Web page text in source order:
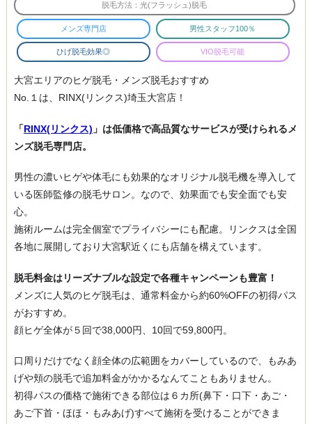
脱毛方法：光(フラッシュ)脱毛
メンズ専門店 男性スタッフ100％
ひげ脱毛効果◎ VIO脱毛可能
大宮エリアのヒゲ脱毛・メンズ脱毛おすすめ
No.１は、RINX(リンクス)埼玉大宮店！
「RINX(リンクス) 」は低価格で高品質なサービスが受けられるメ
ンズ脱毛専門店。
男性の濃いヒゲや体毛にも効果的なオリジナル脱毛機を導入して
いる医師監修の脱毛サロン。なので、効果面でも安全面でも安
心。
施術ルームは完全個室でプライバシーにも配慮。リンクスは全国
各地に展開しており大宮駅近くにも店舗を構えています。
脱毛料金はリーズナブルな設定で各種キャンペーンも豊富！
メンズに人気のヒゲ脱毛は、通常料金から約60%OFFの初得パス
がおすすめ。
顔ヒゲ全体が５回で38,000円、10回で59,800円。
口周りだけでなく顔全体の広範囲をカバーしているので、もみあ
げや頬の脱毛で追加料金がかかるなんてこともありません。
初得パスの価格で施術できる部位は６カ所(鼻下・口下・あご・
あご下首・ほほ・もみあげ)すべて施術を受けることができま